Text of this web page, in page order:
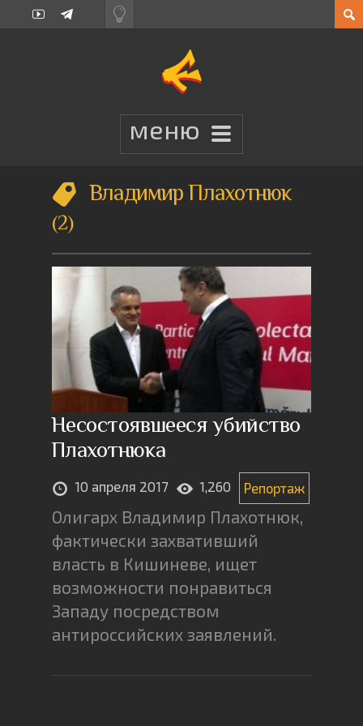
Владимир Плахотнюк
2
Несостоявшееся убийство
Плахотнюка
10 апреля 2017 1,260 Репортаж
Олигарх Владимир Плахотнюк,
фактически захвативший
власть в Кишиневе, ищет
возможности понравиться
Западу посредством
антироссийских заявлений.